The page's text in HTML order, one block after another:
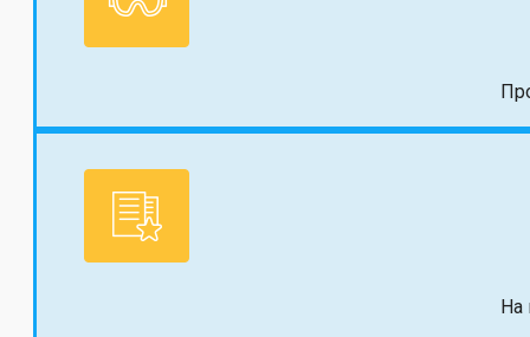
На